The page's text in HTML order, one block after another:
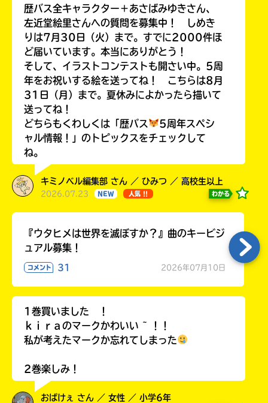
Loading...
歴バス全キャラクター＋あさばみゆきさん、
左近堂絵里さんへの質問を募集中！ しめき
りは7月30日（火）まで。すでに2000件ほ
ど届いています。本当にありがとう！
そして、イラストコンテストも開さい中。5周
年をお祝いする絵を送ってね！ こちらは8月
31日（月）まで。夏休みによかったら描いて
送ってね！
どちらもくわしくは「歴バス
5周年スペシ
ャル情報！」のトピックスをチェックして
ね。
キミノベル編集部 さん ／ ひみつ ／ 高校生以上
2026.07.23 NEW 人気 !! わかる
『ウタヒメは世界を滅ぼすか？』曲のキービジ
ュアル募集！
コメント 31 2026年07月10日
1巻買いました ！
ｋｉｒａのマークかわいい ~ ！！
私が考えたマークか忘れてしまった
2巻楽しみ！
おばけぇ さん ／ 女性 ／ 小学6年
入
容
る
の
一